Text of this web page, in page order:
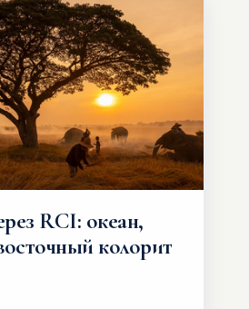
но тёплое
:)
RCI: океан,
колорит